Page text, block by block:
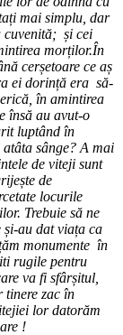
mai simplu, dar
cuvenită; și cei
morților.În
cerșetoare ce aș
ei dorință era să-
în amintirea
însă au avut-o
luptând în
sânge? A mai
de viteji sunt
de
locurile
Trebuie să ne
au dat viața ca
monumente în
rugile pentru
va fi sfârșitul,
zac în
lor datorăm
!